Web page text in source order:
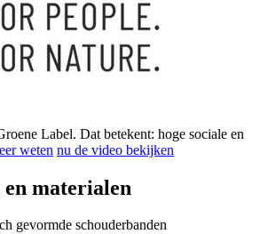
Label. Dat betekent: hoge sociale en
weten nu de video bekijken
en materialen
gevormde schouderbanden